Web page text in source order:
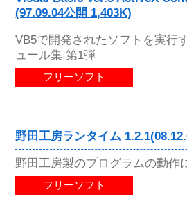
(97.09.04公開 1,403K)
VB5で開発されたソフトを実行
ュール集 第1弾
フリーソフト
野田工房ランタイム
野田工房製のプログラムの動作
フリーソフト